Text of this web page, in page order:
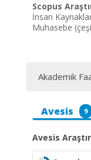
Scopus
İnsan
Muhasebe
Akademik
Avesis 9
Avesis